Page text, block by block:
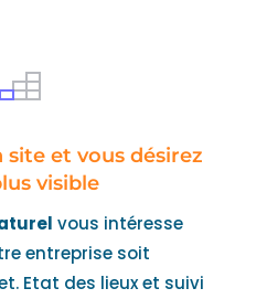
site et vous désirez
visible
vous intéresse
entreprise soit
Etat des lieux et suivi